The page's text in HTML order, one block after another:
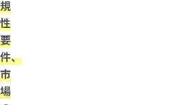
規
性
要
件、
市
場